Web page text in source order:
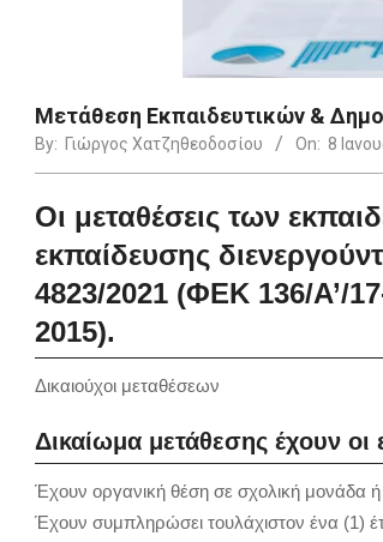
Μετάθεση Εκπαιδευτικών &
By: Γιώργος Χατζηθεοδοσίου On: 8
Οι μεταθέσεις των
εκπαίδευσης
4823/2021 (ΦΕΚ 136/Α’/
2015).
Δικαιούχοι μεταθέσεων
Δικαίωμα μετάθεσης έχουν οι
Έχουν οργανική θέση σε σχολική μονάδα ή
Έχουν συμπληρώσει τουλάχιστον ένα (1)